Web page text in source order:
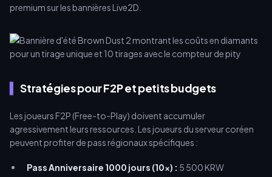
premium sur les bannières Live2D.
Stratégies pour F2P et petits budgets
Les joueurs F2P (Free-to-Play) doivent accumuler
agressivement leurs ressources. Les joueurs du serveur coréen
peuvent profiter de pass régionaux spécifiques :
Pass Anniversaire 1000 jours (10x) : 5 500 KRW